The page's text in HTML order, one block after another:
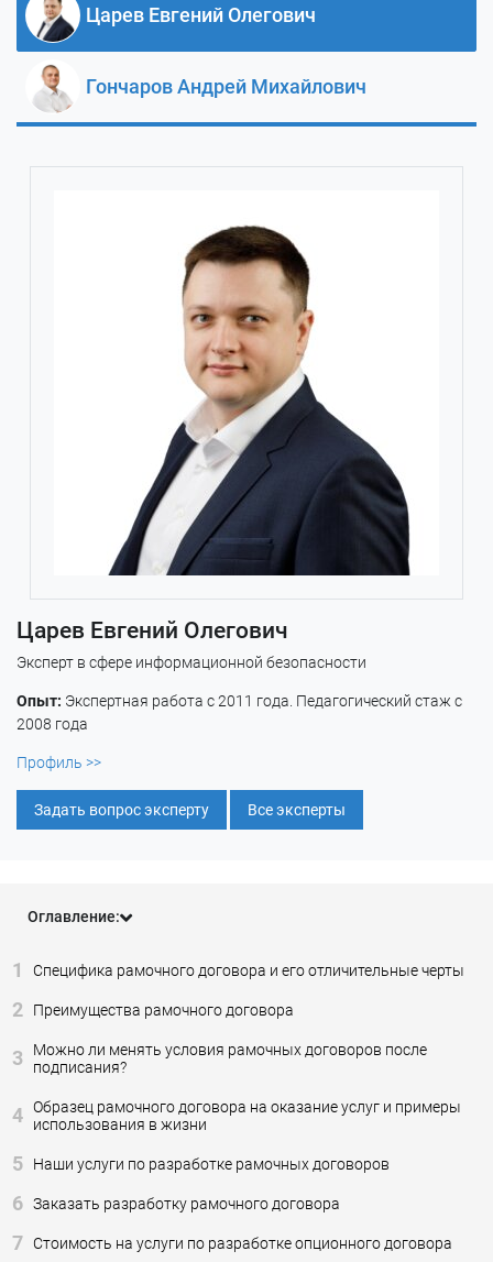
Царев Евгений Олегович
Гончаров Андрей Михайлович
Царев Евгений Олегович
Эксперт в сфере информационной безопасности
Опыт: Экспертная работа с 2011 года. Педагогический стаж с
2008 года
Профиль >>
Задать вопрос эксперту Все эксперты
Оглавление:
1 Специфика рамочного договора и его отличительные черты
2 Преимущества рамочного договора
3
Можно ли менять условия рамочных договоров после
подписания?
4 Образец рамочного договора на оказание услуг и примеры
использования в жизни
5 Наши услуги по разработке рамочных договоров
6 Заказать разработку рамочного договора
7 Стоимость на услуги по разработке опционного договора